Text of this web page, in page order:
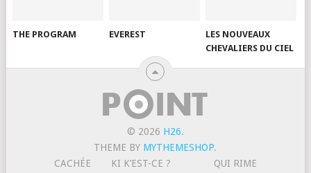
THE PROGRAM EVEREST
LES NOUVEAUX
CHEVALIERS DU CIEL
© 2026 H26.
THEME BY MYTHEMESHOP.
CACHÉE
KI K’EST-CE ? QUI RIME